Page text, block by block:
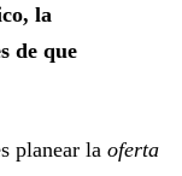
la
de que
planear la oferta